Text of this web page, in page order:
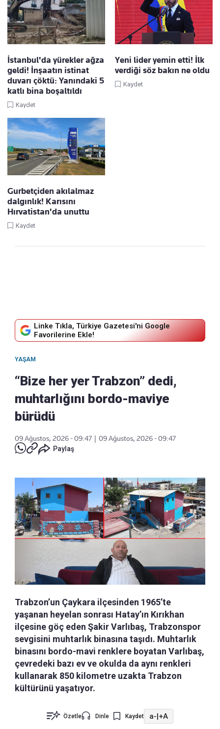
İstanbul'da yürekler ağza
geldi! İnşaatın istinat
duvarı çöktü: Yanındaki 5
katlı bina boşaltıldı
Kaydet
Yeni lider yemin etti! İlk
verdiği söz bakın ne oldu
Kaydet
Gurbetçiden akılalmaz
dalgınlık! Karısını
Hırvatistan'da unuttu
Kaydet
Linke Tıkla, Türkiye Gazetesi'ni Google
Favorilerine Ekle!
YAŞAM
“Bize her yer Trabzon” dedi,
muhtarlığını bordo-maviye
bürüdü
09 Ağustos, 2026 - 09:47
09 Ağustos, 2026 - 09:47
Paylaş
Trabzon’un Çaykara ilçesinden 1965’te
yaşanan heyelan sonrası Hatay’ın Kırıkhan
ilçesine göç eden Şakir Varlıbaş, Trabzonspor
sevgisini muhtarlık binasına taşıdı. Muhtarlık
binasını bordo-mavi renklere boyatan Varlıbaş,
çevredeki bazı ev ve okulda da aynı renkleri
kullanarak 850 kilometre uzakta Trabzon
kültürünü yaşatıyor.
Özetle Dinle Kaydet a-|+A